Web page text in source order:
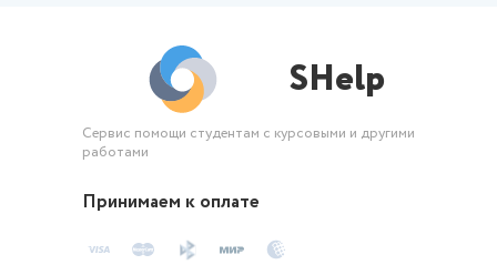
вариант Н
SHelp
Сервис помощи студентам с курсовыми и другими
работами
Принимаем к оплате